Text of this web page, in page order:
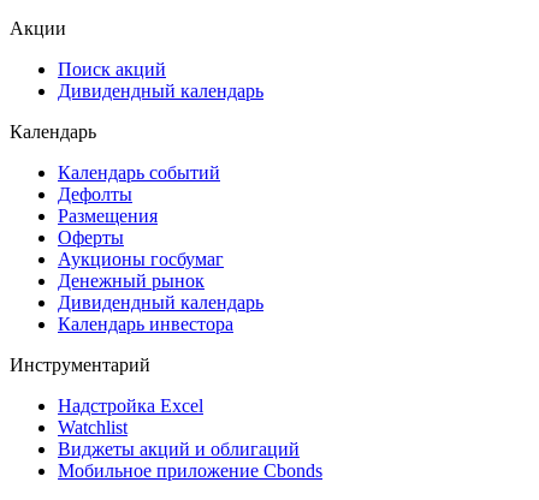
Акции
Поиск акций
Дивидендный календарь
Календарь
Календарь событий
Дефолты
Размещения
Оферты
Аукционы госбумаг
Денежный рынок
Дивидендный календарь
Календарь инвестора
Инструментарий
Надстройка Excel
Watchlist
Виджеты акций и облигаций
Мобильное приложение Cbonds